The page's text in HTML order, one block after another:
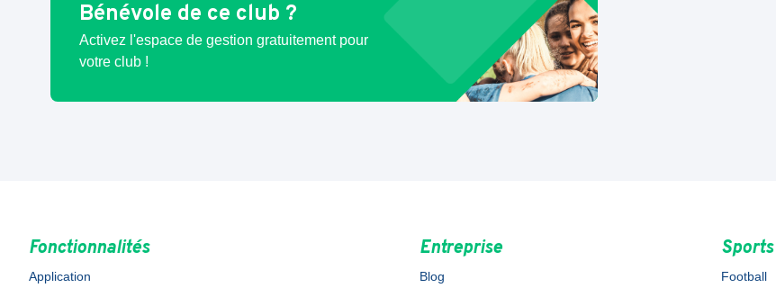
Bénévole de ce club ?
Activez l'espace de gestion gratuitement pour
votre club !
Fonctionnalités
Application
Entreprise
Blog
Sports
Football